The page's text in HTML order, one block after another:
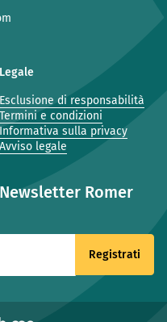
Legale
Esclusione di responsabilità
Termini e condizioni
Informativa sulla privacy
Avviso legale
Romer